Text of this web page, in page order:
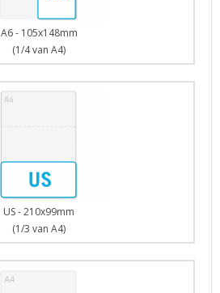
A6 - 105x148mm
(1/4 van A4)
US - 210x99mm
(1/3 van A4)